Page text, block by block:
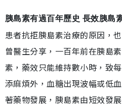
胰島素有過百年歷史 長效胰島
患者抗拒胰島素治療的原因，
曾醫生分享，一百年前在胰島
素，藥效只能維持數小時，致
添麻煩外，血糖出現波幅或低
著藥物發展，胰島素由短效發